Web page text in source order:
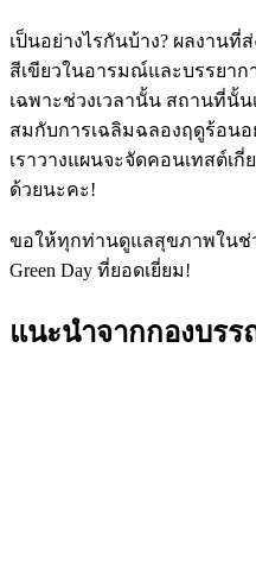
เป็นอย่างไรกันบ้าง? ผลงาน
สีเขียวในอารมณ์และบรรยา
เฉพาะช่วงเวลานั้น สถานที่นั้
สมกับการเฉลิมฉลองฤดูร้อนอ
เราวางแผนจะจัดคอนเทสต์เ
ด้วยนะคะ!
ขอให้ทุกท่านดูแลสุขภาพในช่
Green Day ที่ยอดเยี่ยม!
แนะนำจากกองบร